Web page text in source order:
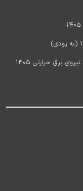
آخرین اخبار استخدام شرکت مادر تخصصی تولید نیروی برق حرارتی 1405